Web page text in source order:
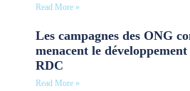
Read More »
Les campagnes des ONG
menacent le
RDC
Read More »